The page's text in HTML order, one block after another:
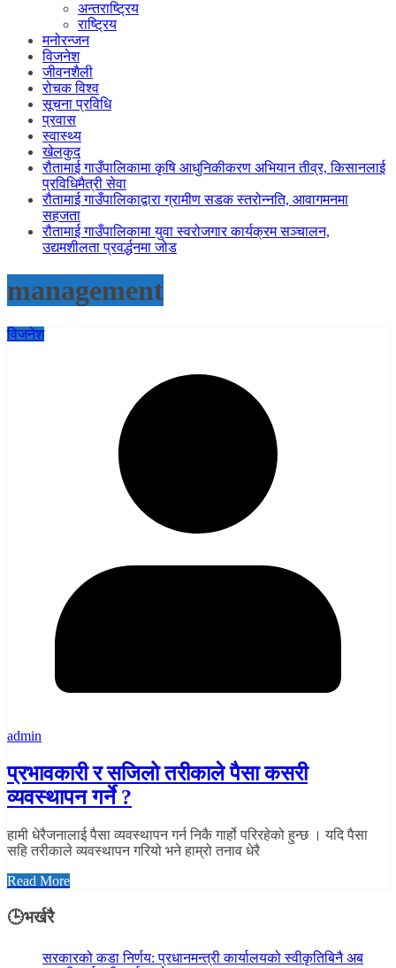
अन्तराष्ट्रिय
राष्ट्रिय
मनोरन्जन
विजनेश
जीवनशैली
रोचक विश्व
सूचना प्रविधि
प्रवास
स्वास्थ्य
खेलकुद
रौतामाई गाउँपालिकामा कृषि आधुनिकीकरण अभियान तीव्र, किसानलाई
प्रविधिमैत्री सेवा
रौतामाई गाउँपालिकाद्वारा ग्रामीण सडक स्तरोन्नति, आवागमनमा
सहजता
रौतामाई गाउँपालिकामा युवा स्वरोजगार कार्यक्रम सञ्चालन,
उद्यमशीलता प्रवर्द्धनमा जोड
management
विजनेश
admin
प्रभावकारी र सजिलो तरीकाले पैसा कसरी
व्यवस्थापन गर्ने ?
हामी धेरैजनालाई पैसा व्यवस्थापन गर्न निकै गार्हो परिरहेको हुन्छ । यदि पैसा
सहि तरीकाले व्यवस्थापन गरियो भने हाम्रो तनाव धेरै
Read More
🕒भर्खरै
सरकारको कडा निर्णय: प्रधानमन्त्री कार्यालयको स्वीकृतिबिनै अब